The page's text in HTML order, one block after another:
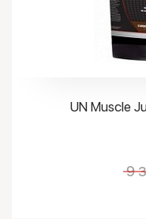
UN Muscle
9